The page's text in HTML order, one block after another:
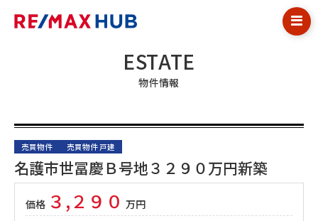
ESTATE
物件情報
売買物件 売買物件 戸建
名護市世冨慶Ｂ号地３２９０万円新築
価格 ３,２９０ 万円